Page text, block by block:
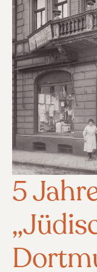
RECHTE
GESCHICHTE
UND
DEMOKRATIE
ZERSTÖRT
5